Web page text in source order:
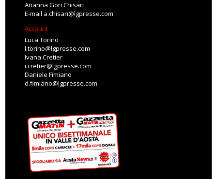
Arianna Gori Chisari
E-mail a.chisari@lgpresse.com
Account
Luca Torino
l.torino@lgpresse.com
Ivana Cretier
i.cretier@lgpresse.com
Daniele Fimiano
d.fimiano@lgpresse.com